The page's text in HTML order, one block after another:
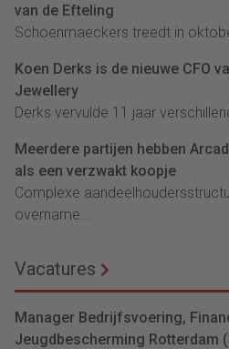
van de Efteling
Schoenmaeckers treedt in
Koen Derks is de nieuwe CFO
Jewellery
Derks vervulde 11 jaar
Meerdere partijen hebben
als een verzwakt koopje
Complexe
overname...
Vacatures
Manager Bedrijfsvoering,
Jeugdbescherming Rotterdam